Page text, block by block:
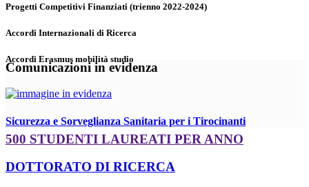
Progetti Competitivi Finanziati (trienno 2022-2024)
Accordi Internazionali di Ricerca
Accordi Erasmus mobilità studio
Comunicazioni in evidenza
Sicurezza e Sorveglianza Sanitaria per i Tirocinanti
500 STUDENTI LAUREATI PER ANNO
DOTTORATO DI RICERCA